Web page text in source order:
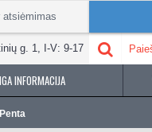
atsiėmimas
g. 1, I-V: 9-17
INFORMACIJA